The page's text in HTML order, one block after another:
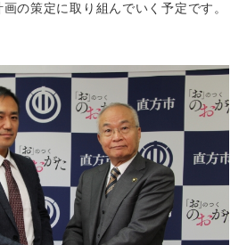
の策定に取り組んでいく予定です。